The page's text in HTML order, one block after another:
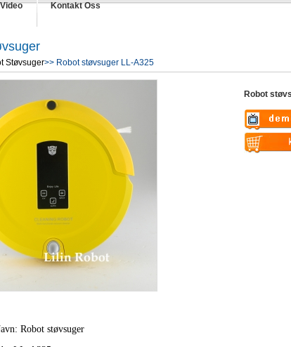
Kontakt Oss
Støvsuger>> Robot støvsuger LL-A325
Robot
Warning:
Robot støvsuger